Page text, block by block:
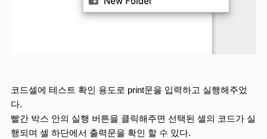
코드셀에 테스트 확인 용도로 print문을 입력하고 실행해주었
다.
빨간 박스 안의 실행 버튼을 클릭해주면 선택된 셀의 코드가 실
행되며 셀 하단에서 출력문을 확인 할 수 있다.